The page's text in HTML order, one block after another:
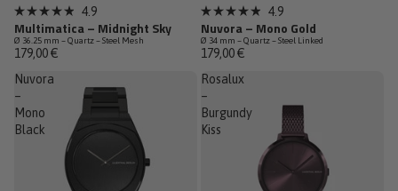
Dernières pièces
Noté
4.9
sur
5
étoiles
4.9
Multimatica – Midnight Sky
Ø 36.25 mm – Quartz – Steel Mesh
179,00 €
Épuisé
Noté
4.9
sur
5
étoiles
4.9
Nuvora – Mono Gold
Ø 34 mm – Quartz – Steel Linked
179,00 €
Nuvora
–
Mono
Black
Rosalux
–
Burgundy
Kiss